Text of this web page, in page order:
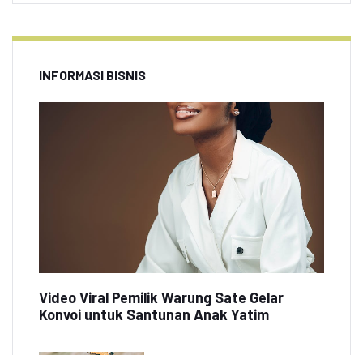
INFORMASI BISNIS
Video Viral Pemilik Warung Sate Gelar
Konvoi untuk Santunan Anak Yatim